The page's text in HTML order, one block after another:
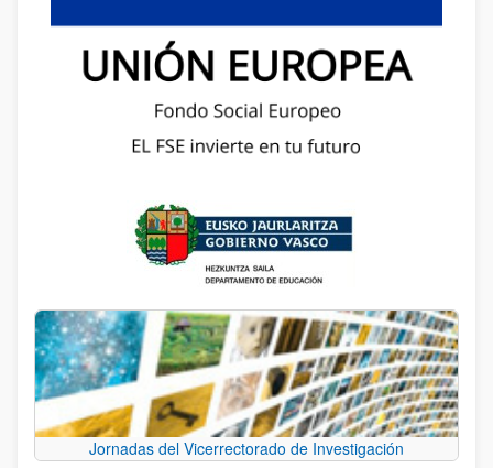
Jornadas del Vicerrectorado de Investigación